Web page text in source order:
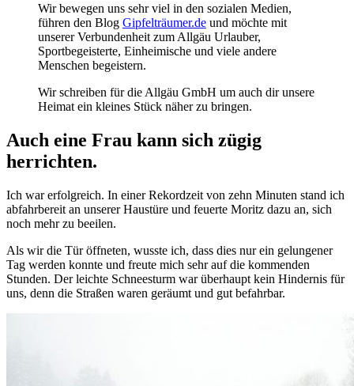
Wir bewegen uns sehr viel in den sozialen Medien,
führen den Blog Gipfelträumer.de und möchte mit
unserer Verbundenheit zum Allgäu Urlauber,
Sportbegeisterte, Einheimische und viele andere
Menschen begeistern.
Wir schreiben für die Allgäu GmbH um auch dir unsere
Heimat ein kleines Stück näher zu bringen.
Auch eine Frau kann sich zügig
herrichten.
Ich war erfolgreich. In einer Rekordzeit von zehn Minuten stand ich
abfahrbereit an unserer Haustüre und feuerte Moritz dazu an, sich
noch mehr zu beeilen.
Als wir die Tür öffneten, wusste ich, dass dies nur ein gelungener
Tag werden konnte und freute mich sehr auf die kommenden
Stunden. Der leichte Schneesturm war überhaupt kein Hindernis für
uns, denn die Straßen waren geräumt und gut befahrbar.